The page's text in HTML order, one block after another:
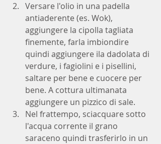
Versare l'olio in una padella
antiaderente (es. Wok),
aggiungere la cipolla tagliata
finemente, farla imbiondire
quindi aggiungere ila dadolata di
verdure, i fagiolini e i pisellini,
saltare per bene e cuocere per
bene. A cottura ultimanata
aggiungere un pizzico di sale.
Nel frattempo, sciacquare sotto
l'acqua corrente il grano
saraceno quindi trasferirlo in un